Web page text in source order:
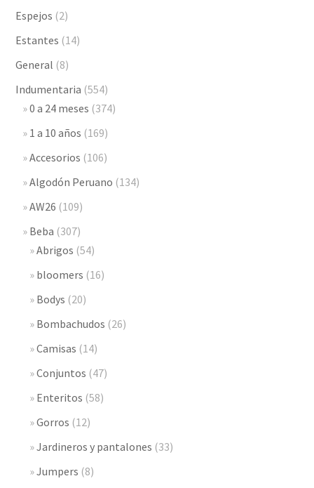
Espejos (2)
Estantes (14)
General (8)
Indumentaria (554)
0 a 24 meses (374)
1 a 10 años (169)
Accesorios (106)
Algodón Peruano (134)
AW26 (109)
Beba (307)
Abrigos (54)
bloomers (16)
Bodys (20)
Bombachudos (26)
Camisas (14)
Conjuntos (47)
Enteritos (58)
Gorros (12)
Jardineros y pantalones (33)
Jumpers (8)